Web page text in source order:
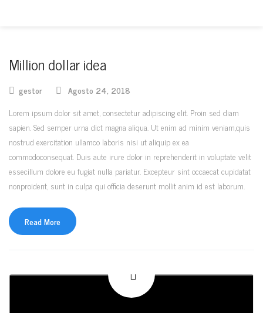
Million dollar idea
gestor
Agosto 24, 2018
Lorem ipsum dolor sit amet, consectetur adipiscing elit. Proin sed diam
sapien. Sed semper urna dict magna aliqua. Ut enim ad minim veniam,quis
nostrud exercitation ullamco laboris nisi ut aliquip ex ea
commodoconsequat. Duis aute irure dolor in reprehenderit in voluptate velit
essecillum dolore eu fugiat nulla pariatur. Excepteur sint occaecat cupidatat
nonproident, sunt in culpa qui officia deserunt mollit anim id est laborum.
Read More